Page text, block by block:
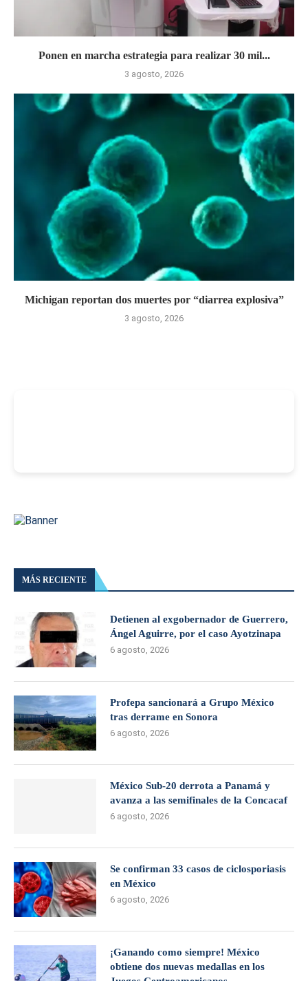
Ponen en marcha estrategia para realizar 30 mil...
3 agosto, 2026
Michigan reportan dos muertes por “diarrea explosiva”
3 agosto, 2026
MÁS RECIENTE
Detienen al exgobernador de Guerrero,
Ángel Aguirre, por el caso Ayotzinapa
6 agosto, 2026
Profepa sancionará a Grupo México
tras derrame en Sonora
6 agosto, 2026
México Sub-20 derrota a Panamá y
avanza a las semifinales de la Concacaf
6 agosto, 2026
Se confirman 33 casos de ciclosporiasis
en México
6 agosto, 2026
¡Ganando como siempre! México
obtiene dos nuevas medallas en los